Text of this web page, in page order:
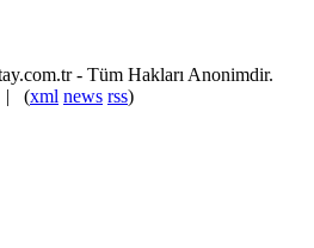
- Tüm Hakları Anonimdir.
| (xml news rss)